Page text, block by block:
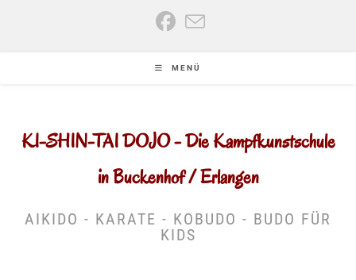
MENÜ
KI-SHIN-TAI DOJO - Die Kampfkunstschule
in Buckenhof / Erlangen
AIKIDO - KARATE - KOBUDO - BUDO FÜR
KIDS